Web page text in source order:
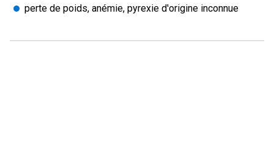
perte de poids, anémie, pyrexie d'origine inconnue